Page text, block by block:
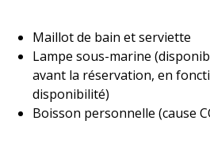
Maillot de bain et serviette
Lampe sous-marine
avant la réservation, en
disponibilité)
Boisson personnelle (cause